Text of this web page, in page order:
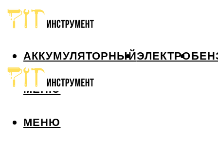
АККУМУЛЯТОРНЫЙЭЛЕКТРО
МЕНЮ
МЕНЮ